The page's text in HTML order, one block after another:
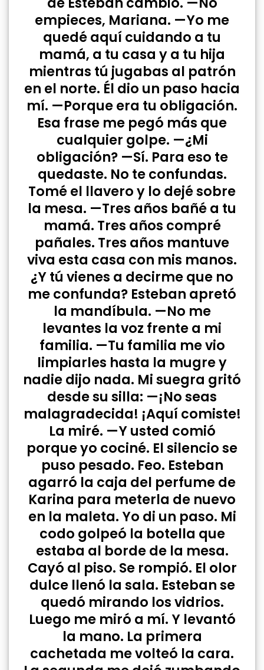
empieces, Mariana. —Yo me
quedé aquí cuidando a tu
mamá, a tu casa y a tu hija
mientras tú jugabas al patrón
en el norte. Él dio un paso hacia
mí. —Porque era tu obligación.
Esa frase me pegó más que
cualquier golpe. —¿Mi
obligación? —Sí. Para eso te
quedaste. No te confundas.
Tomé el llavero y lo dejé sobre
la mesa. —Tres años bañé a tu
mamá. Tres años compré
pañales. Tres años mantuve
viva esta casa con mis manos.
¿Y tú vienes a decirme que no
me confunda? Esteban apretó
la mandíbula. —No me
levantes la voz frente a mi
familia. —Tu familia me vio
limpiarles hasta la mugre y
nadie dijo nada. Mi suegra gritó
desde su silla: —¡No seas
malagradecida! ¡Aquí comiste!
La miré. —Y usted comió
porque yo cociné. El silencio se
puso pesado. Feo. Esteban
agarró la caja del perfume de
Karina para meterla de nuevo
en la maleta. Yo di un paso. Mi
codo golpeó la botella que
estaba al borde de la mesa.
Cayó al piso. Se rompió. El olor
dulce llenó la sala. Esteban se
quedó mirando los vidrios.
Luego me miró a mí. Y levantó
la mano. La primera
cachetada me volteó la cara.